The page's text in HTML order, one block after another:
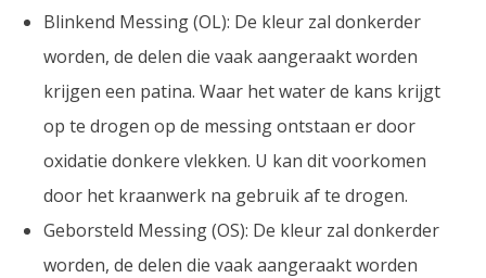
Blinkend Messing (OL): De kleur zal donkerder
worden, de delen die vaak aangeraakt worden
krijgen een patina. Waar het water de kans krijgt
op te drogen op de messing ontstaan er door
oxidatie donkere vlekken. U kan dit voorkomen
door het kraanwerk na gebruik af te drogen.
Geborsteld Messing (OS): De kleur zal donkerder
worden, de delen die vaak aangeraakt worden